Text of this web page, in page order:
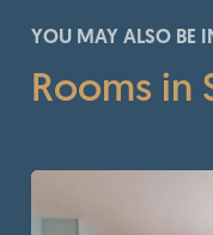
YOU MAY ALSO BE
Rooms in